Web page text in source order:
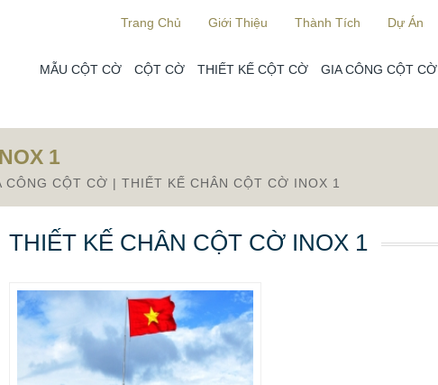
Trang Chủ Giới Thiệu Thành Tích Dự Án
MẪU CỘT CỜ CỘT CỜ THIẾT KẾ CỘT CỜ GIA CÔNG CỘT CỜ
1
CÔNG CỘT CỜ | THIẾT KẾ CHÂN CỘT CỜ INOX 1
THIẾT KẾ CHÂN CỘT CỜ INOX 1